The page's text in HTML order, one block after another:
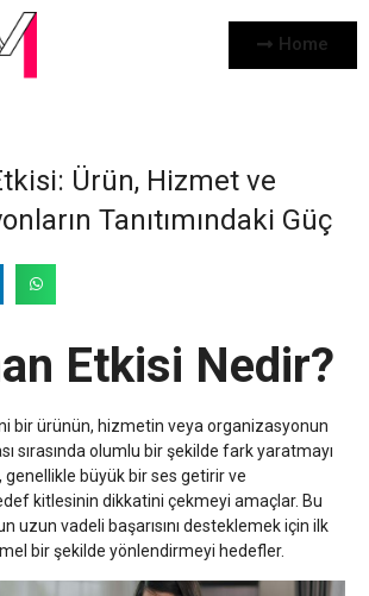
Home
Ürün, Hizmet ve
Tanıtımındaki Güç
Etkisi Nedir?
bir ürünün, hizmetin veya organizasyonun
sırasında olumlu bir şekilde fark yaratmayı
genellikle büyük bir ses getirir ve
kitlesinin dikkatini çekmeyi amaçlar. Bu
uzun vadeli başarısını desteklemek için ilk
bir şekilde yönlendirmeyi hedefler.